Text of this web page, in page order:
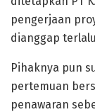
pengerjaan
dianggap
Pihaknya pun
pertemuan
penawaran